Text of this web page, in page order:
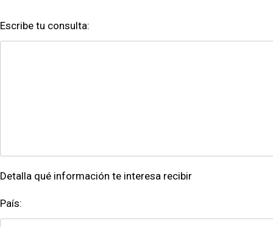
Escribe tu consulta:
Detalla qué información te interesa recibir
País: